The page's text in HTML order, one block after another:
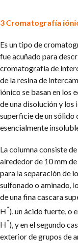
3 Cromatografía
Es un tipo de
fue acuñado para
cromatografía de
de la resina de
iónico se basan en los
de una disolución y los
superficie de un sólido
esencialmente
La columna consiste
alrededor de 10 mm
para la separación de
sulfonado o aminado,
de una fina cascara
H*), un ácido fuerte, o
H*), y en el segundo
exterior de grupos de